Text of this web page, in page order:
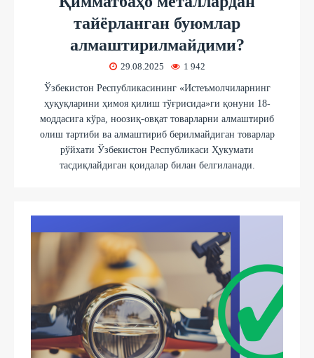
тайёрланган буюмлар
алмаштирилмайдими?
29.08.2025 1 942
Ўзбекистон Республикасининг «Истеъмолчиларнинг
ҳуқуқларини ҳимоя қилиш тўғрисида»ги қонуни 18-
моддасига кўра, ноозиқ-овқат товарларни алмаштириб
олиш тартиби ва алмаштириб берилмайдиган товарлар
рўйхати Ўзбекистон Республикаси Ҳукумати
тасдиқлайдиган қоидалар билан белгиланади.